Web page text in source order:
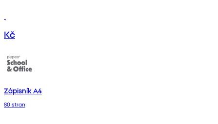
Kč
Zápisník A4
80 stran